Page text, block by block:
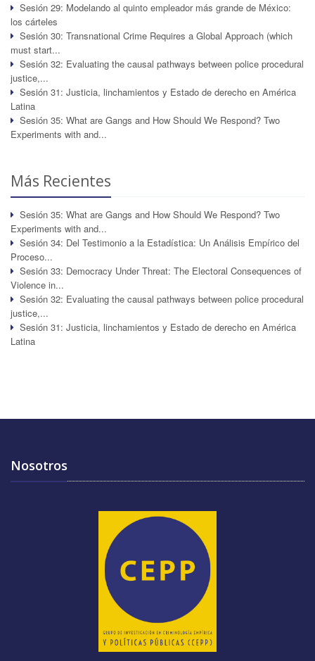
Sesión 29: Modelando al quinto empleador más grande de México:
los cárteles
Sesión 30: Transnational Crime Requires a Global Approach (which
must start...
Sesión 32: Evaluating the causal pathways between police procedural
justice,...
Sesión 31: Justicia, linchamientos y Estado de derecho en América
Latina
Sesión 35: What are Gangs and How Should We Respond? Two
Experiments with and...
Más Recientes
Sesión 35: What are Gangs and How Should We Respond? Two
Experiments with and...
Sesión 34: Del Testimonio a la Estadística: Un Análisis Empírico del
Proceso...
Sesión 33: Democracy Under Threat: The Electoral Consequences of
Violence in...
Sesión 32: Evaluating the causal pathways between police procedural
justice,...
Sesión 31: Justicia, linchamientos y Estado de derecho en América
Latina
Nosotros